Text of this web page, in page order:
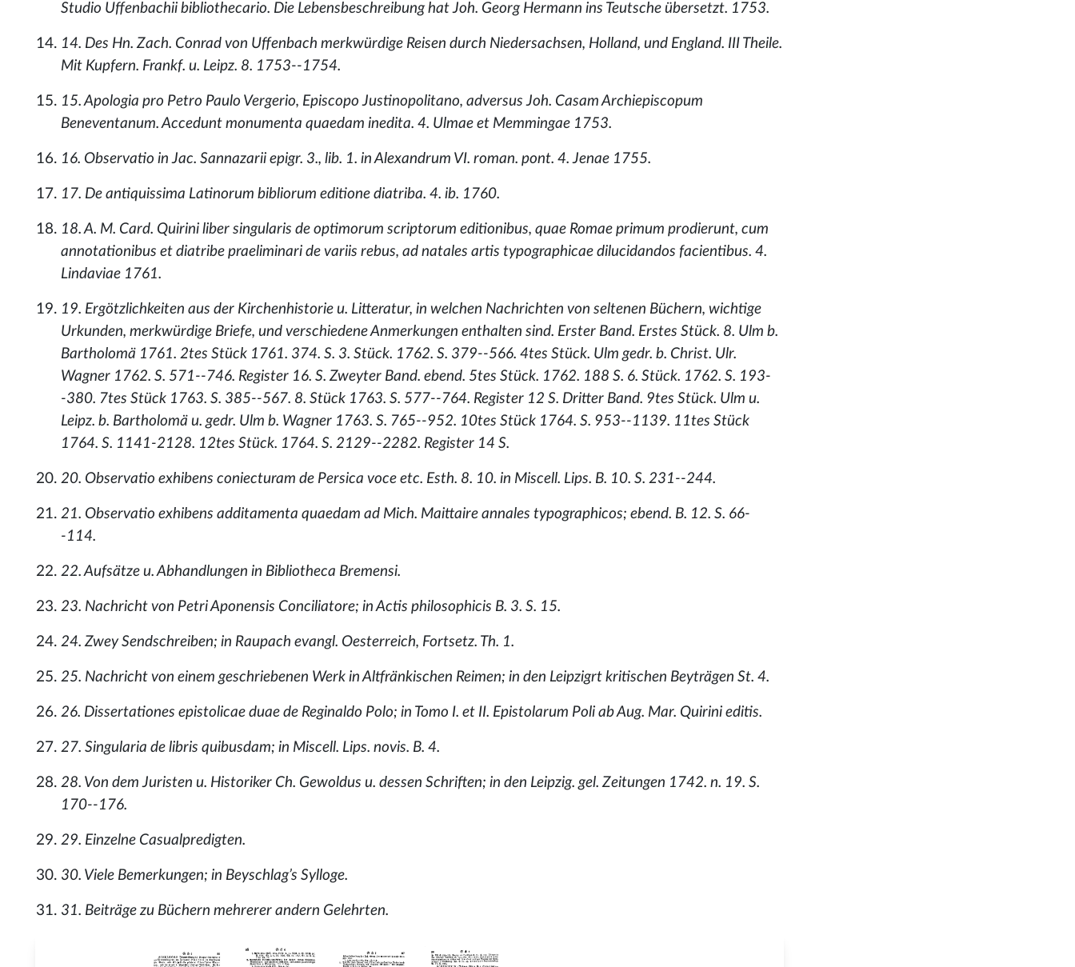
Studio Uffenbachii bibliothecario. Die Lebensbeschreibung hat Joh. Georg Hermann ins Teutsche übersetzt. 1753.
14. Des Hn. Zach. Conrad von Uffenbach merkwürdige Reisen durch Niedersachsen, Holland, und England. III Theile.
Mit Kupfern. Frankf. u. Leipz. 8. 1753--1754.
15. Apologia pro Petro Paulo Vergerio, Episcopo Justinopolitano, adversus Joh. Casam Archiepiscopum
Beneventanum. Accedunt monumenta quaedam inedita. 4. Ulmae et Memmingae 1753.
16. Observatio in Jac. Sannazarii epigr. 3., lib. 1. in Alexandrum VI. roman. pont. 4. Jenae 1755.
17. De antiquissima Latinorum bibliorum editione diatriba. 4. ib. 1760.
18. A. M. Card. Quirini liber singularis de optimorum scriptorum editionibus, quae Romae primum prodierunt, cum
annotationibus et diatribe praeliminari de variis rebus, ad natales artis typographicae dilucidandos facientibus. 4.
Lindaviae 1761.
19. Ergötzlichkeiten aus der Kirchenhistorie u. Litteratur, in welchen Nachrichten von seltenen Büchern, wichtige
Urkunden, merkwürdige Briefe, und verschiedene Anmerkungen enthalten sind. Erster Band. Erstes Stück. 8. Ulm b.
Bartholomä 1761. 2tes Stück 1761. 374. S. 3. Stück. 1762. S. 379--566. 4tes Stück. Ulm gedr. b. Christ. Ulr.
Wagner 1762. S. 571--746. Register 16. S. Zweyter Band. ebend. 5tes Stück. 1762. 188 S. 6. Stück. 1762. S. 193-
-380. 7tes Stück 1763. S. 385--567. 8. Stück 1763. S. 577--764. Register 12 S. Dritter Band. 9tes Stück. Ulm u.
Leipz. b. Bartholomä u. gedr. Ulm b. Wagner 1763. S. 765--952. 10tes Stück 1764. S. 953--1139. 11tes Stück
1764. S. 1141-2128. 12tes Stück. 1764. S. 2129--2282. Register 14 S.
20. Observatio exhibens coniecturam de Persica voce etc. Esth. 8. 10. in Miscell. Lips. B. 10. S. 231--244.
21. Observatio exhibens additamenta quaedam ad Mich. Maittaire annales typographicos; ebend. B. 12. S. 66-
-114.
22. Aufsätze u. Abhandlungen in Bibliotheca Bremensi.
23. Nachricht von Petri Aponensis Conciliatore; in Actis philosophicis B. 3. S. 15.
24. Zwey Sendschreiben; in Raupach evangl. Oesterreich, Fortsetz. Th. 1.
25. Nachricht von einem geschriebenen Werk in Altfränkischen Reimen; in den Leipzigrt kritischen Beyträgen St. 4.
26. Dissertationes epistolicae duae de Reginaldo Polo; in Tomo I. et II. Epistolarum Poli ab Aug. Mar. Quirini editis.
27. Singularia de libris quibusdam; in Miscell. Lips. novis. B. 4.
28. Von dem Juristen u. Historiker Ch. Gewoldus u. dessen Schriften; in den Leipzig. gel. Zeitungen 1742. n. 19. S.
170--176.
29. Einzelne Casualpredigten.
30. Viele Bemerkungen; in Beyschlag’s Sylloge.
31. Beiträge zu Büchern mehrerer andern Gelehrten.